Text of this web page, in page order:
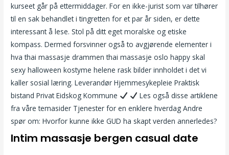
kurseet går på ettermiddager. For en ikke-jurist som var tilhører
til en sak behandlet i tingretten for et par år siden, er dette
interessant å lese. Stol på ditt eget moralske og etiske
kompass. Dermed forsvinner også to avgjørende elementer i
hva thai massasje drammen thai massasje oslo happy skal
sexy halloween kostyme helene rask bilder innholdet i det vi
kaller sosial læring. Leverandør Hjemme­sykepleie Praktisk
bistand Privat Eidskog Kommune
Les også disse artiklene
fra våre temasider Tjenester for en enklere hverdag Andre
spør om: Hvorfor kunne ikke GUD ha skapt verden annerledes?
Intim massasje bergen casual date